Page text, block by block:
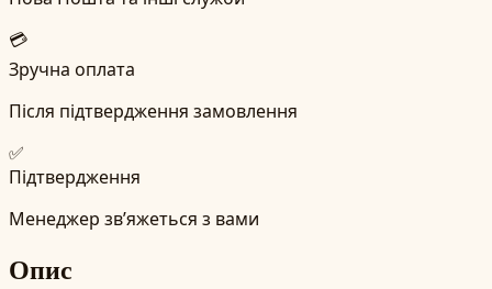
💳
Зручна оплата
Після підтвердження замовлення
✅
Підтвердження
Менеджер зв’яжеться з вами
Опис